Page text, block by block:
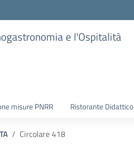
e l'Ospitalità
misure PNRR Ristorante Didattico
Circolare 418